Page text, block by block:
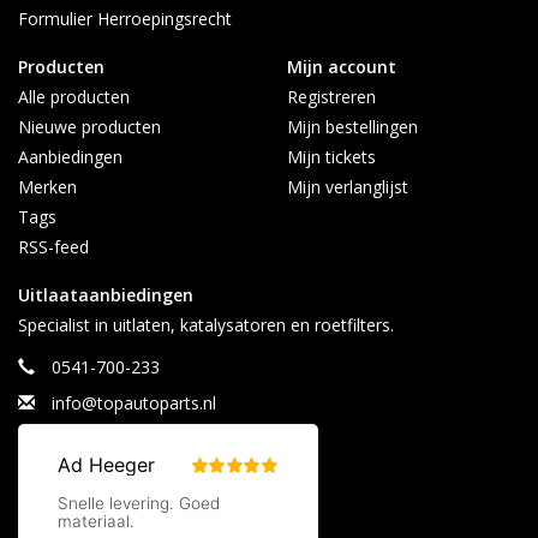
info@topautoparts.nl
0541-700-233
0613626597 (Whatsapp)
Maandag t/m vrijdag 08:30 - 17:00
Formulier Herroepingsrecht
Producten
Alle producten
Nieuwe producten
Aanbiedingen
Merken
Tags
RSS-feed
Mijn account
Registreren
Mijn bestellingen
Mijn tickets
Mijn verlanglijst
Uitlaataanbiedingen
Specialist in uitlaten, katalysatoren en roetfilters.
0541-700-233
info@topautoparts.nl